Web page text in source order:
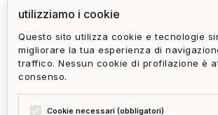
Come si verifica che un
Carignano sia libero da vizi
strutturali?
utilizziamo i cookie
Questo sito utilizza cookie e tecnologie
migliorare la tua esperienza di
traffico. Nessun cookie di profilazione è
consenso.
Cookie necessari (obbligatori)